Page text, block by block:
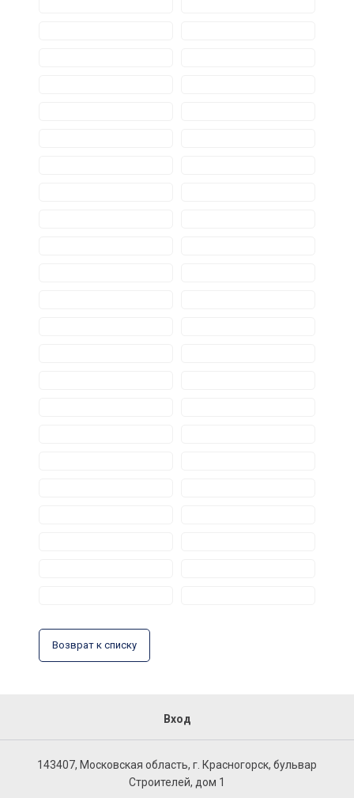
Возврат к списку
Вход
143407, Московская область, г. Красногорск, бульвар
Строителей, дом 1